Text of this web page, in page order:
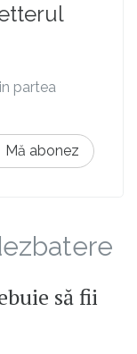
partea
Mă abonez
să fii